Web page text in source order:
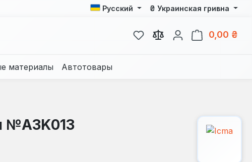
Русский ₴ Украинская гривна
У вас есть товары из
0,00 ₴
материалы Автотовары
№A3K013